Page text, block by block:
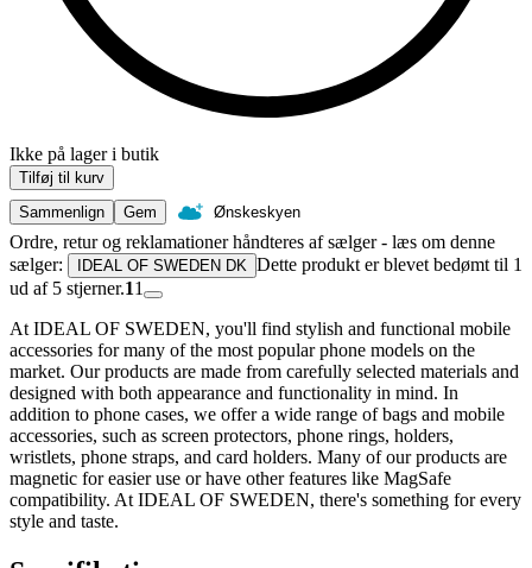
Ikke på lager i butik
Tilføj til kurv
Sammenlign
Gem Ønskeskyen
Ordre, retur og reklamationer håndteres af sælger - læs om denne
sælger:
IDEAL OF SWEDEN DK Dette produkt er blevet bedømt til 1
ud af 5 stjerner.11
At IDEAL OF SWEDEN, you'll find stylish and functional mobile
accessories for many of the most popular phone models on the
market. Our products are made from carefully selected materials and
designed with both appearance and functionality in mind. In
addition to phone cases, we offer a wide range of bags and mobile
accessories, such as screen protectors, phone rings, holders,
wristlets, phone straps, and card holders. Many of our products are
magnetic for easier use or have other features like MagSafe
compatibility. At IDEAL OF SWEDEN, there's something for every
style and taste.